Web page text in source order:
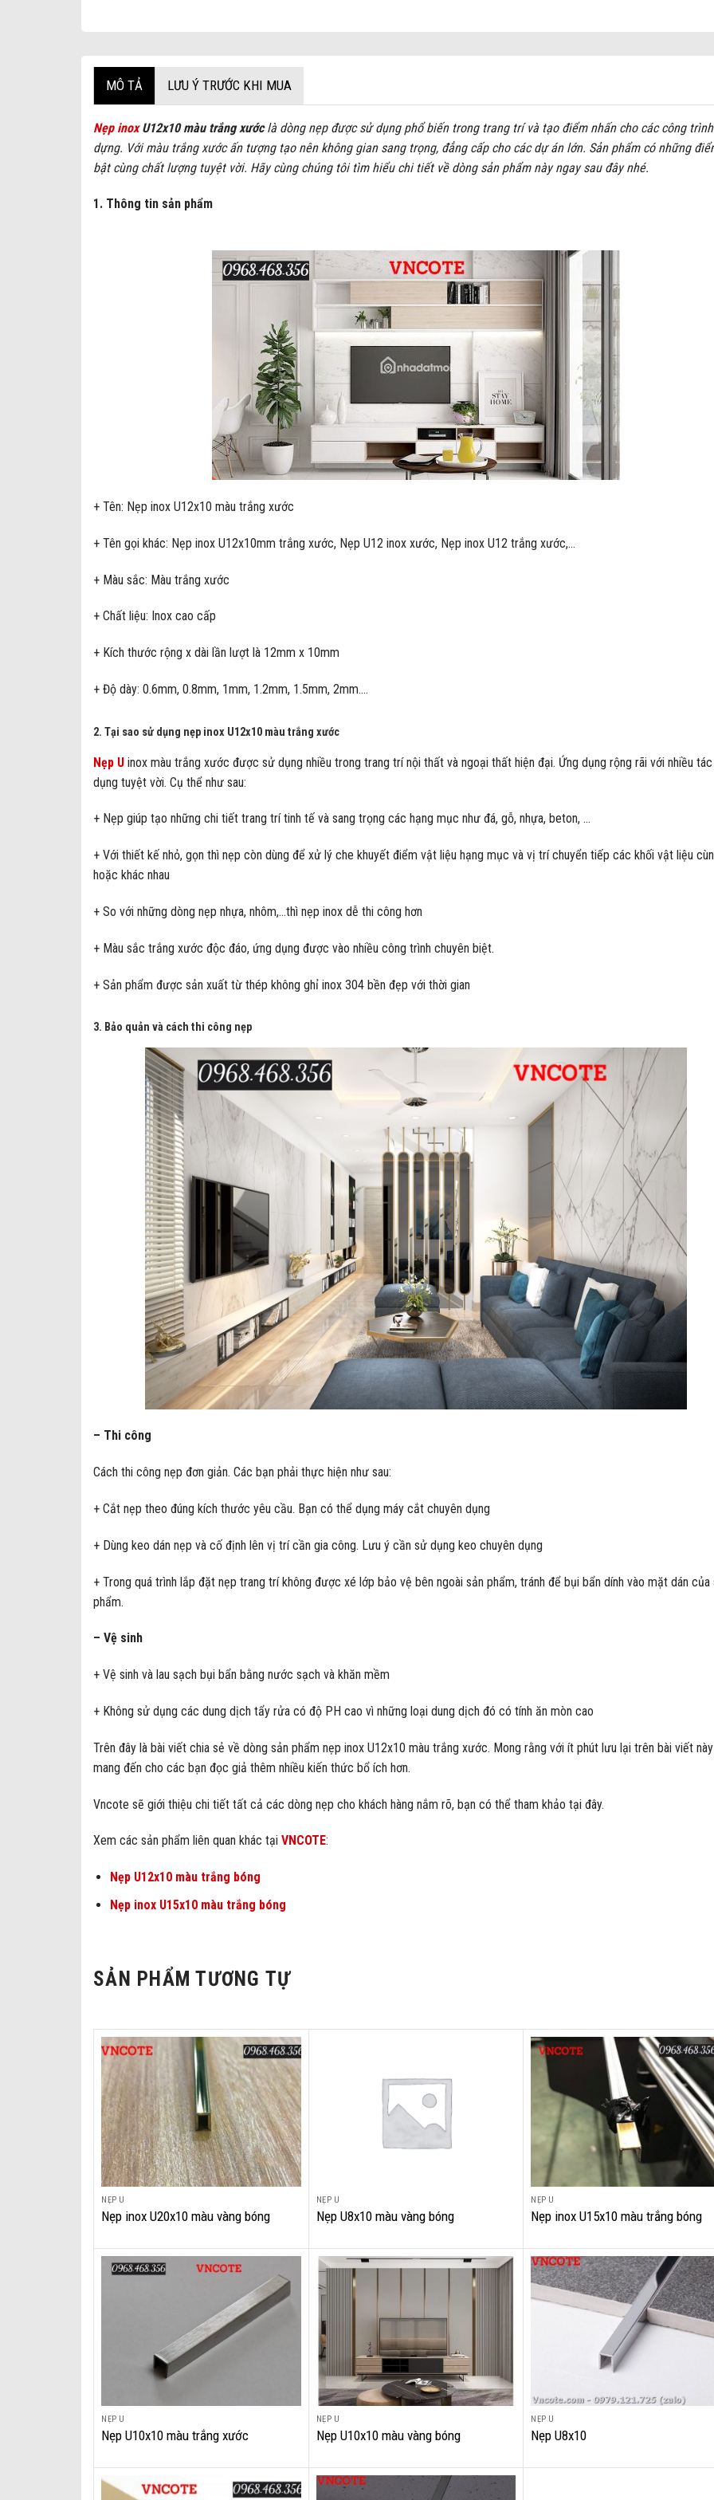
MÔ TẢ LƯU Ý TRƯỚC KHI MUA
Nẹp inoxU12x10 màu trắng xướclà dòng nẹp được sử dụng phổ biến trong trang trí và tạo điểm nhấn cho các công
dựng. Với màu trắng xước ấn tượng tạo nên không gian sang trọng, đẳng cấp cho các dự án lớn. Sản phẩm có những
bật cùng chất lượng tuyệt vời. Hãy cùng chúng tôi tìm hiểu chi tiết về dòng sản phẩm này ngay sau đây nhé.
1. Thông tin sản phẩm
+ Tên: Nẹp inox U12x10 màu trắng xước
+ Tên gọi khác: Nẹp inox U12x10mm trắng xước, Nẹp U12 inox xước, Nẹp inox U12 trắng xước,…
+ Màu sắc: Màu trắng xước
+ Chất liệu: Inox cao cấp
+ Kích thước rộng x dài lần lượt là 12mm x 10mm
+ Độ dày: 0.6mm, 0.8mm, 1mm, 1.2mm, 1.5mm, 2mm….
2. Tại sao sử dụng nẹp inox U12x10 màu trắng xước
Nẹp U inox màu trắng xước được sử dụng nhiều trong trang trí nội thất và ngoại thất hiện đại. Ứng dụng rộng rãi với nhiều tác
dụng tuyệt vời. Cụ thể như sau:
+ Nẹp giúp tạo những chi tiết trang trí tinh tế và sang trọng các hạng mục như đá, gỗ, nhựa, beton, …
+ Với thiết kế nhỏ, gọn thì nẹp còn dùng để xử lý che khuyết điểm vật liệu hạng mục và vị trí chuyển tiếp các khối vật liệu
hoặc khác nhau
+ So với những dòng nẹp nhựa, nhôm,…thì nẹp inox dễ thi công hơn
+ Màu sắc trắng xước độc đáo, ứng dụng được vào nhiều công trình chuyên biệt.
+ Sản phẩm được sản xuất từ thép không ghỉ inox 304 bền đẹp với thời gian
3. Bảo quản và cách thi công nẹp
– Thi công
Cách thi công nẹp đơn giản. Các bạn phải thực hiện như sau:
+ Cắt nẹp theo đúng kích thước yêu cầu. Bạn có thể dụng máy cắt chuyên dụng
+ Dùng keo dán nẹp và cố định lên vị trí cần gia công. Lưu ý cần sử dụng keo chuyên dụng
+ Trong quá trình lắp đặt nẹp trang trí không được xé lớp bảo vệ bên ngoài sản phẩm, tránh để bụi bẩn dính vào mặt dán của
phẩm.
– Vệ sinh
+ Vệ sinh và lau sạch bụi bẩn bằng nước sạch và khăn mềm
+ Không sử dụng các dung dịch tẩy rửa có độ PH cao vì những loại dung dịch đó có tính ăn mòn cao
Trên đây là bài viết chia sẻ về dòng sản phẩm nẹp inox U12x10 màu trắng xước. Mong rằng với ít phút lưu lại trên bài viết
mang đến cho các bạn đọc giả thêm nhiều kiến thức bổ ích hơn.
Vncote sẽ giới thiệu chi tiết tất cả các dòng nẹp cho khách hàng nắm rõ, bạn có thể tham khảo tại đây.
Xem các sản phẩm liên quan khác tại VNCOTE:
Nẹp U12x10 màu trắng bóng
Nẹp inox U15x10 màu trắng bóng
SẢN PHẨM TƯƠNG TỰ
+
NẸP U
Nẹp inox U20x10 màu vàng bóng
+
NẸP U
Nẹp U8x10 màu vàng bóng
+
NẸP U
Nẹp inox U15x10 màu trắng bóng
+
NẸP U
Nẹp U10x10 màu trắng xước
+
NẸP U
Nẹp U10x10 màu vàng bóng
+
NẸP U
Nẹp U8x10